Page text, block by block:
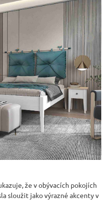
že v obývacích pokojích
sloužit jako výrazné akcenty v